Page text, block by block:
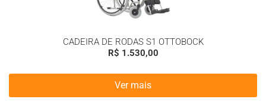
CADEIRA DE RODAS S1 OTTOBOCK
R$ 1.530,00
Ver mais